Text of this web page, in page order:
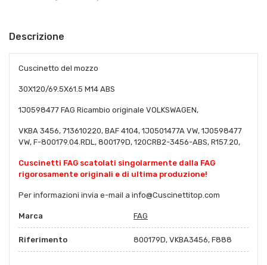
Descrizione
Cuscinetto del mozzo
30X120/69.5X61.5 M14 ABS
1J0598477 FAG Ricambio originale VOLKSWAGEN,
VKBA 3456, 713610220, BAF 4104, 1J0501477A VW, 1J0598477
VW, F-800179.04.RDL, 800179D, 120CRB2-3456-ABS, R157.20,
Cuscinetti FAG scatolati singolarmente dalla FAG
rigorosamente originali e di ultima produzione!
Per informazioni invia e-mail a info@Cuscinettitop.com
Marca FAG
Riferimento 800179D, VKBA3456, F888